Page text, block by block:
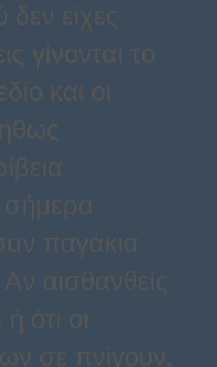
είχες
γίνονται το
και οι
σήμερα
παγάκια
αισθανθείς
ότι οι
σε πνίγουν,